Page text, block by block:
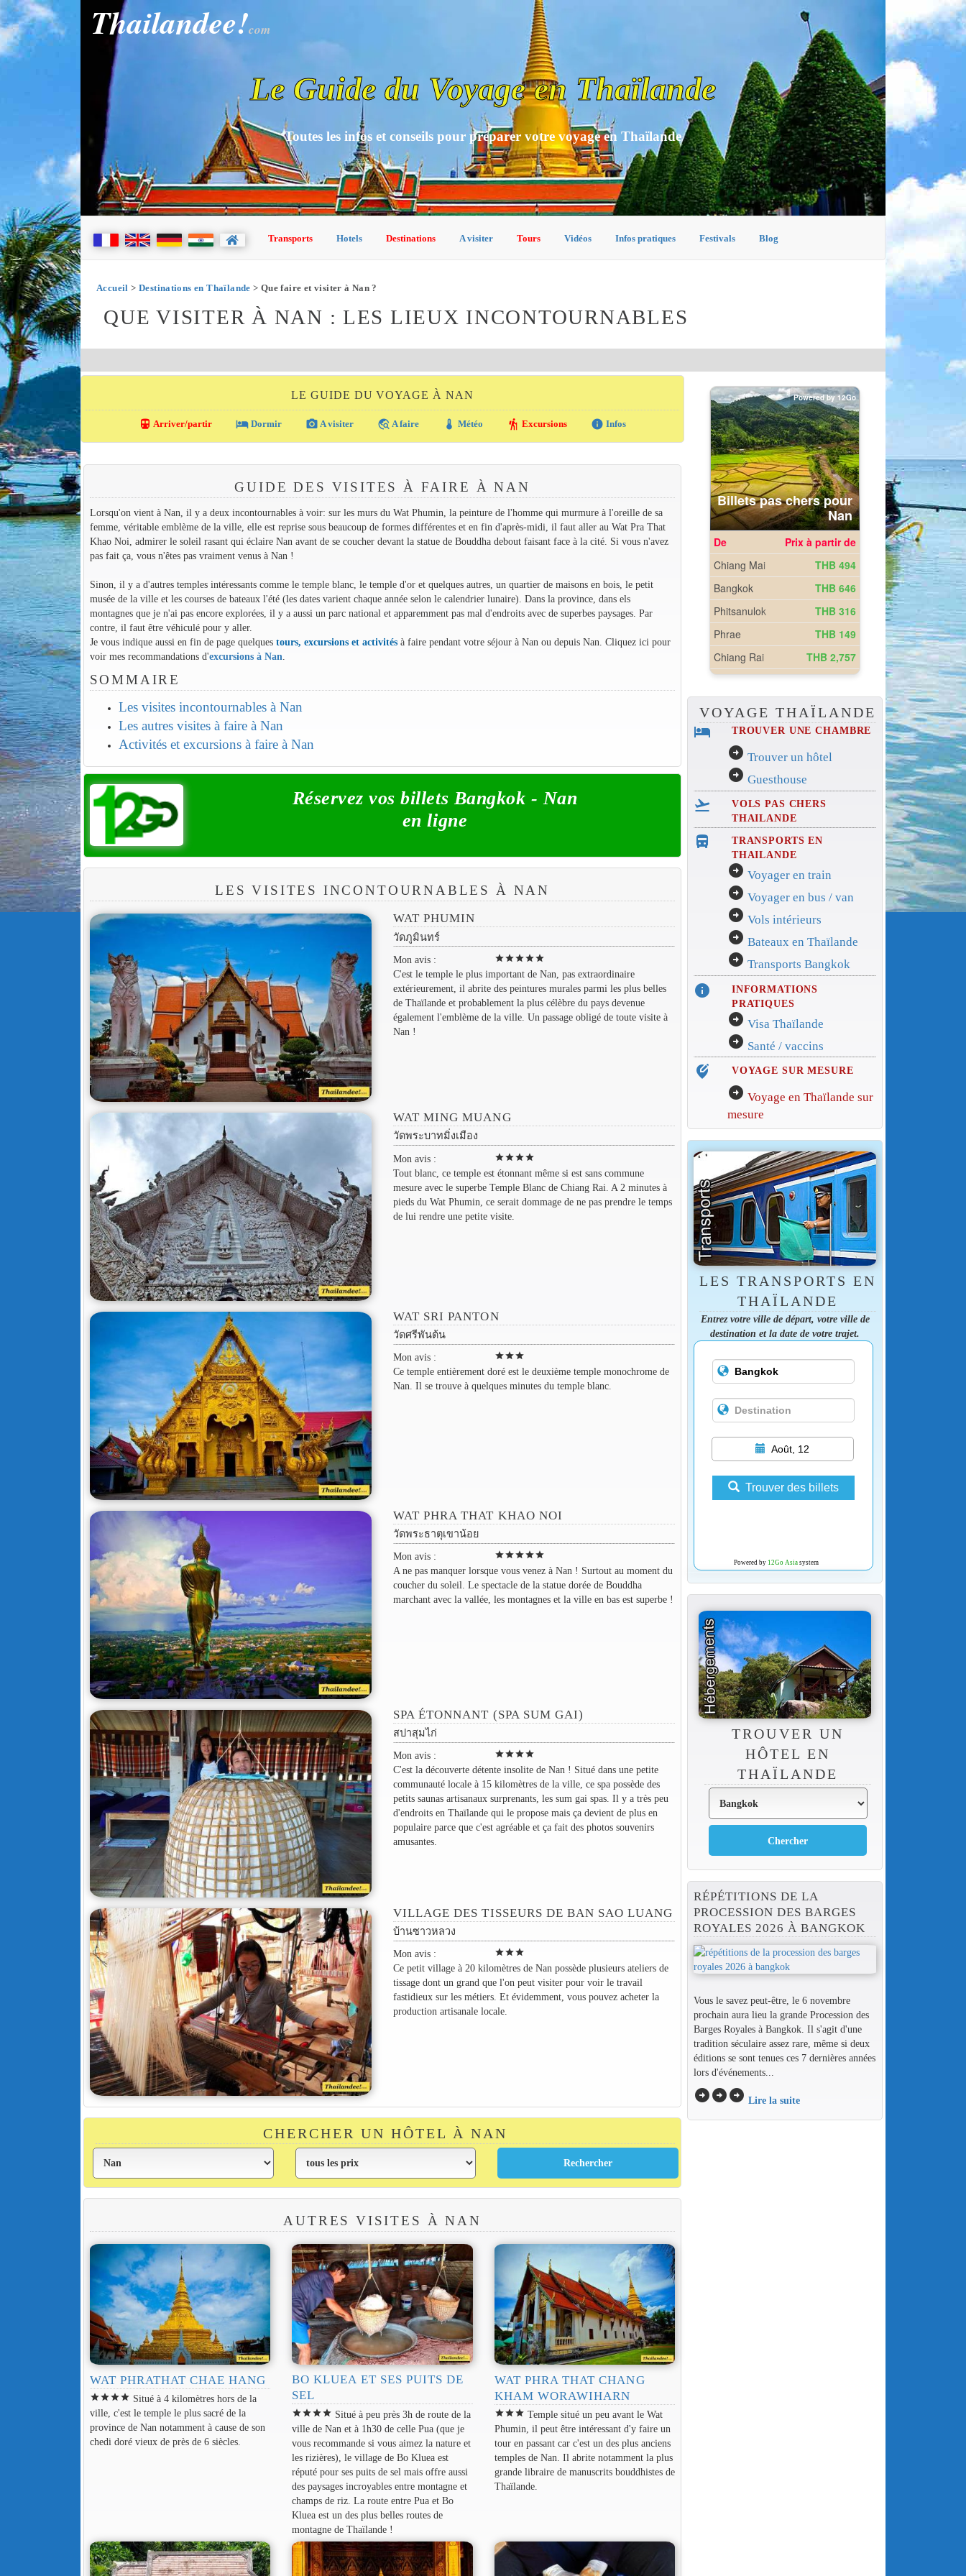
Thailandee!com
Le Guide du Voyage en Thaïlande
Toutes les infos et conseils pour préparer votre voyage en Thaïlande
Transports Hotels Destinations A visiter Tours Vidéos Infos pratiques Festivals Blog
Accueil > Destinations en Thaïlande > Que faire et visiter à Nan ?
QUE VISITER À NAN : LES LIEUX INCONTOURNABLES
LE GUIDE DU VOYAGE À NAN
directions_transit Arriver/partir local_hotel Dormir photo_camera A visiter travel_explore A faire thermostat Météo hiking Excursions info Infos
GUIDE DES VISITES À FAIRE À NAN
Lorsqu'on vient à Nan, il y a deux incontournables à voir: sur les murs du Wat Phumin, la peinture de l'homme qui murmure à l'oreille de sa
femme, véritable emblème de la ville, elle est reprise sous beaucoup de formes différentes et en fin d'après-midi, il faut aller au Wat Pra That
Khao Noi, admirer le soleil rasant qui éclaire Nan avant de se coucher devant la statue de Bouddha debout faisant face à la cité. Si vous n'avez
pas fait ça, vous n'êtes pas vraiment venus à Nan !
Sinon, il y a d'autres temples intéressants comme le temple blanc, le temple d'or et quelques autres, un quartier de maisons en bois, le petit
musée de la ville et les courses de bateaux l'été (les dates varient chaque année selon le calendrier lunaire). Dans la province, dans els
montagnes que je n'ai pas encore explorées, il y a aussi un parc national et apparemment pas mal d'endroits avec de superbes paysages. Par
contre, il faut être véhiculé pour y aller.
Je vous indique aussi en fin de page quelques tours, excursions et activitésà faire pendant votre séjour à Nan ou depuis Nan. Cliquez ici pour
voir mes recommandations d'excursions à Nan
SOMMAIRE
Les visites incontournables à Nan
Les autres visites à faire à Nan
Activités et excursions à faire à Nan
Réservez vos billets Bangkok - Nan
en ligne
LES VISITES INCONTOURNABLES À NAN
WAT PHUMIN
วัดภูมินทร์
Mon avis :
starstarstarstarstar
C'est le temple le plus important de Nan, pas extraordinaire
extérieurement, il abrite des peintures murales parmi les plus belles
de Thaïlande et probablement la plus célèbre du pays devenue
également l'emblème de la ville. Un passage obligé de toute visite à
Nan !
WAT MING MUANG
วัดพระบาทมิ่งเมือง
Mon avis :
starstarstarstar
Tout blanc, ce temple est étonnant même si est sans commune
mesure avec le superbe Temple Blanc de Chiang Rai. A 2 minutes à
pieds du Wat Phumin, ce serait dommage de ne pas prendre le temps
de lui rendre une petite visite.
WAT SRI PANTON
วัดศรีพันต้น
Mon avis :
starstarstar
Ce temple entièrement doré est le deuxième temple monochrome de
Nan. Il se trouve à quelques minutes du temple blanc.
WAT PHRA THAT KHAO NOI
วัดพระธาตุเขาน้อย
Mon avis :
starstarstarstarstar
A ne pas manquer lorsque vous venez à Nan ! Surtout au moment du
coucher du soleil. Le spectacle de la statue dorée de Bouddha
marchant avec la vallée, les montagnes et la ville en bas est superbe !
SPA ÉTONNANT (SPA SUM GAI)
สปาสุมไก่
Mon avis :
starstarstarstar
C'est la découverte détente insolite de Nan ! Situé dans une petite
communauté locale à 15 kilomètres de la ville, ce spa possède des
petits saunas artisanaux surprenants, les sum gai spas. Il y a très peu
d'endroits en Thaïlande qui le propose mais ça devient de plus en
populaire parce que c'est agréable et ça fait des photos souvenirs
amusantes.
VILLAGE DES TISSEURS DE BAN SAO LUANG
บ้านซาวหลวง
Mon avis :
starstarstar
Ce petit village à 20 kilomètres de Nan possède plusieurs ateliers de
tissage dont un grand que l'on peut visiter pour voir le travail
fastidieux sur les métiers. Et évidemment, vous pouvez acheter la
production artisanale locale.
CHERCHER UN HÔTEL À NAN
AUTRES VISITES À NAN
WAT PHRATHAT CHAE HANG
starstarstarstar Situé à 4 kilomètres hors de la
ville, c'est le temple le plus sacré de la
province de Nan notamment à cause de son
chedi doré vieux de près de 6 siècles.
BO KLUEA ET SES PUITS DE
SEL
starstarstarstar Situé à peu près 3h de route de la
ville de Nan et à 1h30 de celle Pua (que je
vous recommande si vous aimez la nature et
les rizières), le village de Bo Kluea est
réputé pour ses puits de sel mais offre aussi
des paysages incroyables entre montagne et
champs de riz. La route entre Pua et Bo
Kluea est un des plus belles routes de
montagne de Thaïlande !
WAT PHRA THAT CHANG
KHAM WORAWIHARN
starstarstar Temple situé un peu avant le Wat
Phumin, il peut être intéressant d'y faire un
tour en passant car c'est un des plus anciens
temples de Nan. Il abrite notamment la plus
grande libraire de manuscrits bouddhistes de
Thaïlande.
VOYAGE THAÏLANDE
hotel TROUVER UNE CHAMBRE
arrow_circle_right Trouver un hôtel
arrow_circle_right Guesthouse
flight_takeoff
VOLS PAS CHERS
THAILANDE
directions_bus_filled
TRANSPORTS EN
THAILANDE
arrow_circle_right Voyager en train
arrow_circle_right Voyager en bus / van
arrow_circle_right Vols intérieurs
arrow_circle_right Bateaux en Thaïlande
arrow_circle_right Transports Bangkok
info
INFORMATIONS
PRATIQUES
arrow_circle_right Visa Thaïlande
arrow_circle_right Santé / vaccins
edit_location_alt VOYAGE SUR MESURE
arrow_circle_right Voyage en Thaïlande sur
mesure
LES TRANSPORTS EN
THAÏLANDE
Entrez votre ville de départ, votre ville de
destination et la date de votre trajet.
Août, 12
Trouver des billets
Powered by 12Go Asiasystem
TROUVER UN
HÔTEL EN
THAÏLANDE
RÉPÉTITIONS DE LA
PROCESSION DES BARGES
ROYALES 2026 À BANGKOK
Vous le savez peut-être, le 6 novembre
prochain aura lieu la grande Procession des
Barges Royales à Bangkok. Il s'agit d'une
tradition séculaire assez rare, même si deux
éditions se sont tenues ces 7 dernières années
lors d'événements...
arrow_circle_rightarrow_circle_rightarrow_circle_right Lire la suite